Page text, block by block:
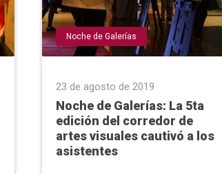
Noche de Galerías
23 de agosto de 2019
Noche de Galerías: La 5ta
edición del corredor de
artes visuales cautivó a los
asistentes